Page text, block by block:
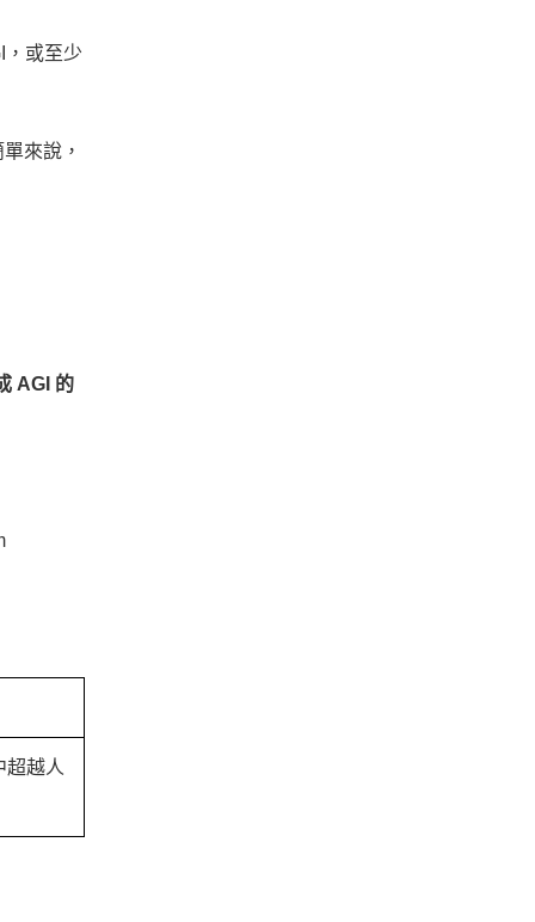
，或至少
來說，
AGI 的
超越人